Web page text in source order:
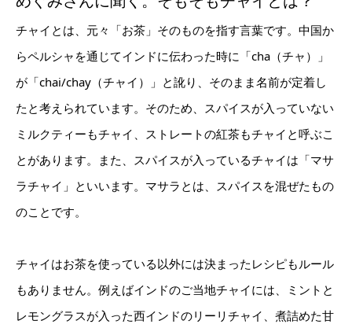
チャイとは、元々「お茶」そのものを指す言葉です。中国か
らペルシャを通じてインドに伝わった時に「cha（チャ）」
が「chai/chay（チャイ）」と訛り、そのまま名前が定着し
たと考えられています。そのため、スパイスが入っていない
ミルクティーもチャイ、ストレートの紅茶もチャイと呼ぶこ
とがあります。また、スパイスが入っているチャイは「マサ
ラチャイ」といいます。マサラとは、スパイスを混ぜたもの
のことです。
チャイはお茶を使っている以外には決まったレシピもルール
もありません。例えばインドのご当地チャイには、ミントと
レモングラスが入った西インドのリーリチャイ、煮詰めた甘